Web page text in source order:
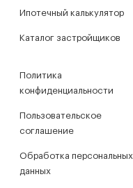
Ипотечный калькулятор
Каталог застройщиков
Политика
конфиденциальности
Пользовательское
соглашение
Обработка персональных
данных